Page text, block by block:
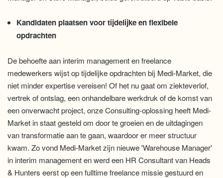
Kandidaten plaatsen voor tijdelijke en flexibele
opdrachten
De behoefte aan interim management en freelance
medewerkers wijst op tijdelijke opdrachten bij Medi-Market, die
niet minder expertise vereisen! Of het nu gaat om ziekteverlof,
vertrek of ontslag, een onhandelbare werkdruk of de komst van
een onverwacht project, onze Consulting-oplossing heeft Medi-
Market in staat gesteld om door te groeien en de uitdagingen
van transformatie aan te gaan, waardoor er meer structuur
kwam. Zo vond Medi-Market zijn nieuwe 'Warehouse Manager'
in interim management en werd een HR Consultant van Heads
& Hunters eerst op een fulltime freelance missie gestuurd en